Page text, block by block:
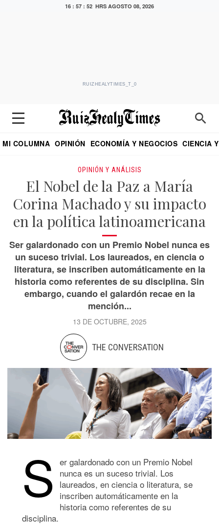
16 : 57 : 53 HRS AGOSTO 08, 2026
RUIZHEALYTIMES_T_0
MI COLUMNA OPINIÓN ECONOMÍA Y NEGOCIOS CIENCIA
OPINIÓN Y ANÁLISIS
El Nobel de la Paz a María
Corina Machado y su impacto
en la política latinoamericana
Ser galardonado con un Premio Nobel nunca es
un suceso trivial. Los laureados, en ciencia o
literatura, se inscriben automáticamente en la
historia como referentes de su disciplina. Sin
embargo, cuando el galardón recae en la
mención...
13 DE OCTUBRE, 2025
THE CONVERSATION
S er galardonado con un Premio Nobel
nunca es un suceso trivial. Los
laureados, en ciencia o literatura, se
inscriben automáticamente en la
historia como referentes de su
disciplina.